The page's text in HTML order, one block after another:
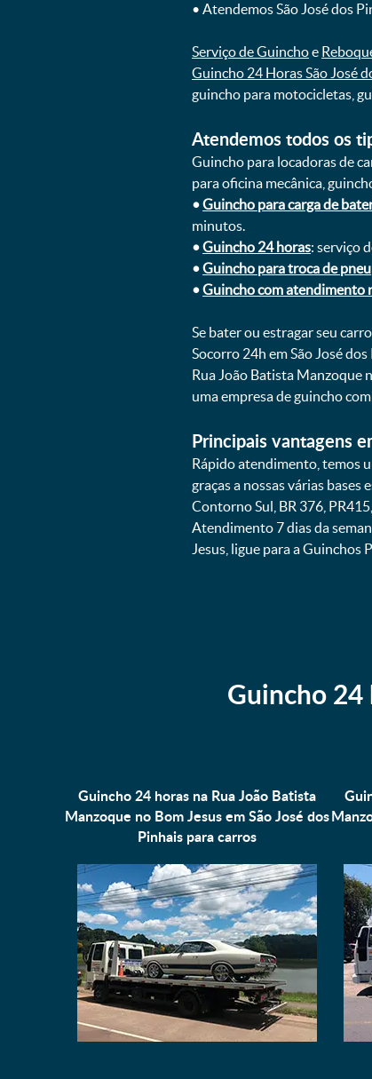
ㅤㅤ• Atendemos São José
Serviço de Guinchoe
Guincho 24 Horas São José
guincho para motocicletas,
Atendemos todos os
Guincho para locadoras de
para oficina mecânica,
•Guincho para carga de
minutos.
•Guincho 24 horas: serviço
•Guincho para troca de pneu
•Guincho com atendimento
Se bater ou estragar seu
Socorro 24h em São José
Rua João Batista Manzoque
uma empresa de guincho
Principais vantagens
Rápido atendimento, temos
graças a nossas várias
Contorno Sul, BR 376,
Atendimento 7 dias da
Jesus, ligue para a
Guincho 24
Guincho 24 horas na Rua João Batista
Manzoque no Bom Jesus em São José dos
Pinhais paracarros